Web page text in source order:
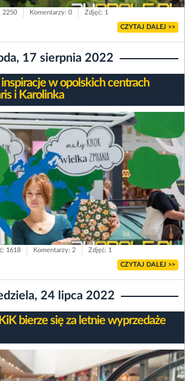
2250 Komentarzy: 0 Zdjęć: 1
CZYTAJ DALEJ >>
17 sierpnia 2022
inspiracje w opolskich centrach
i Karolinka
1618 Komentarzy: 2 Zdjęć: 1
CZYTAJ DALEJ >>
24 lipca 2022
bierze się za letnie wyprzedaże